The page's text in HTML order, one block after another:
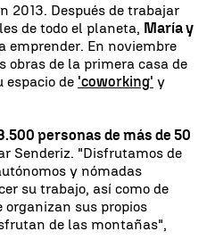
2013. Después de trabajar
de todo el planeta, María y
emprender. En noviembre
obras de la primera casa de
espacio de 'coworking' y
personas de más de 50
Senderiz. "Disfrutamos de
y nómadas
su trabajo, así como de
sus propios
de las montañas",